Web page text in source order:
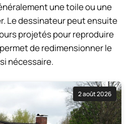
une toile ou une
Le dessinateur peut ensuite
projetés pour reproduire
de redimensionner le
nécessaire.
2 août 2026